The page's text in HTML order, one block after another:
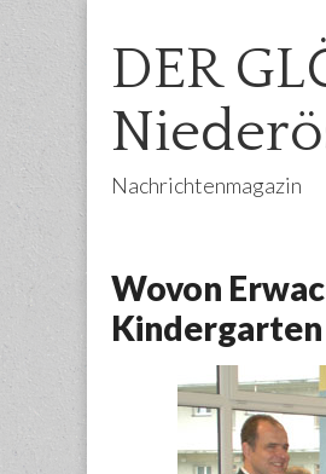
DER
Nachrichtenmagazin
menu
to
content
Wovon